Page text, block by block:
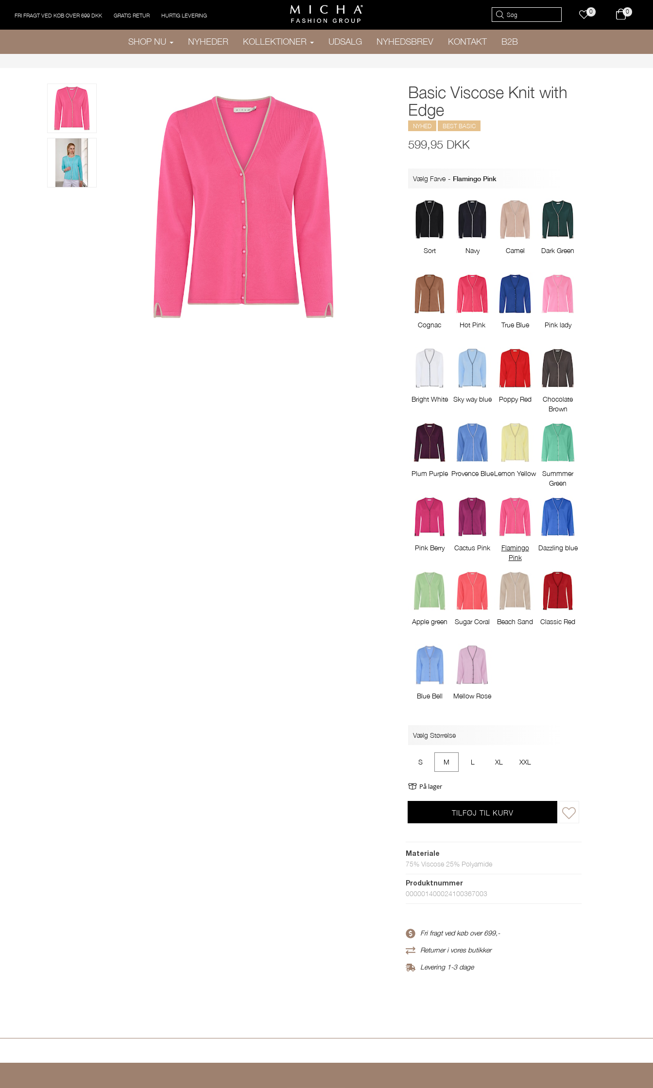
FRI FRAGT VED KØB OVER 699 DKK GRATIS RETUR HURTIG LEVERING 0 0
SHOP NU NYHEDER KOLLEKTIONER UDSALG NYHEDSBREV KONTAKT B2B
Basic Viscose Knit with
Edge
NYHED BEST BASIC
599,95 DKK
Vælg Farve - Flamingo Pink
Sort Navy Camel Dark Green
Cognac Hot Pink True Blue Pink lady
Bright White Sky way blue Poppy Red
Chocolate
Brown
Plum Purple Provence BlueLemon Yellow
Summmer
Green
Pink Berry Cactus Pink
Flamingo
Pink
Dazzling blue
Apple green Sugar Coral Beach Sand Classic Red
Blue Bell Mellow Rose
Vælg Størrelse
S M L XL XXL
På lager
TILFØJ TIL KURV
Materiale
75% Viscose 25% Polyamide
Produktnummer
000001400024100367003
Fri fragt ved køb over 699,-
Returner i vores butikker
Levering 1-3 dage